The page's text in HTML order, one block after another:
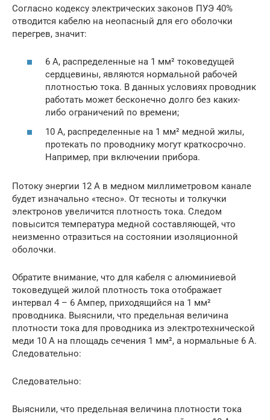
Согласно кодексу электрических законов ПУЭ 40%
отводится кабелю на неопасный для его оболочки
перегрев, значит:
6 А, распределенные на 1 мм² токоведущей
сердцевины, являются нормальной рабочей
плотностью тока. В данных условиях проводник
работать может бесконечно долго без каких-
либо ограничений по времени;
10 А, распределенные на 1 мм² медной жилы,
протекать по проводнику могут краткосрочно.
Например, при включении прибора.
Потоку энергии 12 А в медном миллиметровом канале
будет изначально «тесно». От тесноты и толкучки
электронов увеличится плотность тока. Следом
повысится температура медной составляющей, что
неизменно отразиться на состоянии изоляционной
оболочки.
Обратите внимание, что для кабеля с алюминиевой
токоведущей жилой плотность тока отображает
интервал 4 – 6 Ампер, приходящийся на 1 мм²
проводника. Выяснили, что предельная величина
плотности тока для проводника из электротехнической
меди 10 А на площадь сечения 1 мм², а нормальные 6 А.
Следовательно:
Следовательно:
Выяснили, что предельная величина плотности тока